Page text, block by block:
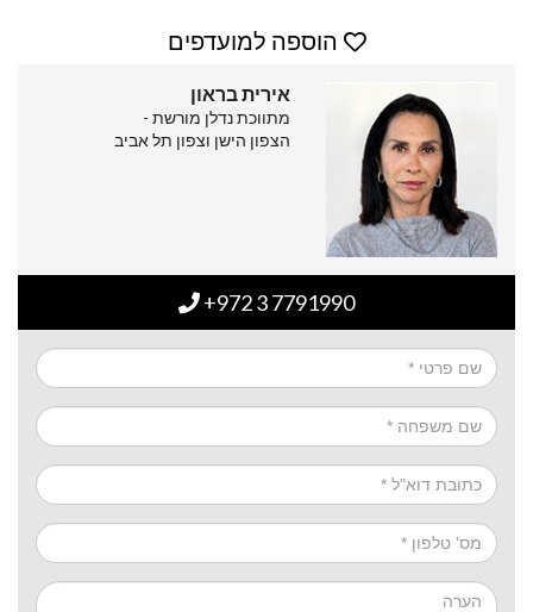
הוספה למועדפים
אירית בראון
מתווכת נדלן מורשת -
הצפון הישן וצפון תל אביב
+972 3 7791990